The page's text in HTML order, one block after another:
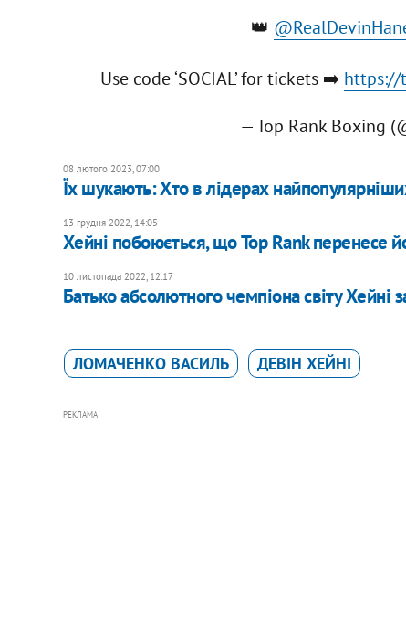
👑
Use code ‘SOCIAL’ for tickets ➡️ https://
— Top Rank Boxing
08 лютого 2023, 07:00
Їх шукають: Хто в лідерах
13 грудня 2022, 14:05
Хейні побоюється, що Top Rank перенесе
10 листопада 2022, 12:17
Батько абсолютного чемпіона світу Хейні
ЛОМАЧЕНКО ВАСИЛЬ ДЕВIН ХЕЙНI
РЕКЛАМА